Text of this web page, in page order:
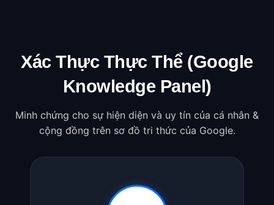
Xác Thực Thực Thể (Google
Knowledge Panel)
Minh chứng cho sự hiện diện và uy tín của cá nhân &
cộng đồng trên sơ đồ tri thức của Google.